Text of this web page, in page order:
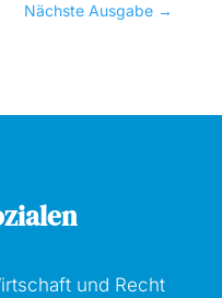
Nächste Ausgabe →
und Recht